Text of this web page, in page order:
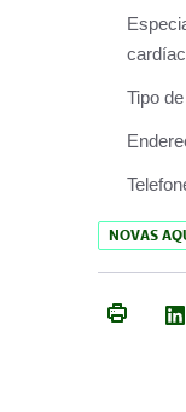
Tipo
NOVAS